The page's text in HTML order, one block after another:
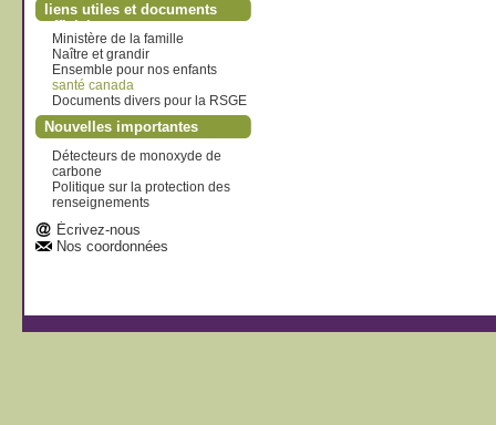
liens utiles et documents
officiels
Ministère de la famille
Naître et grandir
Ensemble pour nos enfants
santé canada
Documents divers pour la RSGE
Nouvelles importantes
Détecteurs de monoxyde de
carbone
Politique sur la protection des
renseignements
Écrivez-nous
Nos coordonnées